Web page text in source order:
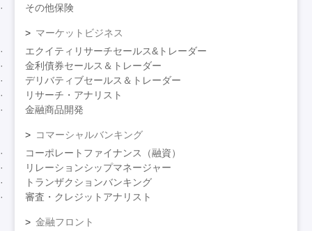
その他保険
マーケットビジネス
エクイティリサーチセールス&トレーダー
金利債券セールス＆トレーダー
デリバティブセールス＆トレーダー
リサーチ・アナリスト
金融商品開発
コマーシャルバンキング
コーポレートファイナンス（融資）
リレーションシップマネージャー
トランザクションバンキング
審査・クレジットアナリスト
金融フロント